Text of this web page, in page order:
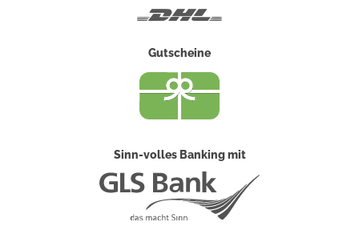
Gutscheine
Sinn-volles Banking mit